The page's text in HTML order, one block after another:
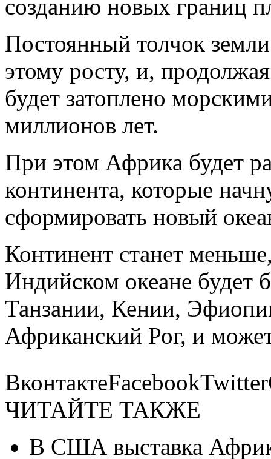
созданию новых границ
Постоянный толчок
этому росту, и,
будет затоплено
миллионов лет.
При этом Африка будет
континента, которые
сформировать новый
Континент станет
Индийском океане будет
Танзании, Кении,
Африканский Рог, и
ЧИТАЙТЕ ТАКЖЕ
В США выставка